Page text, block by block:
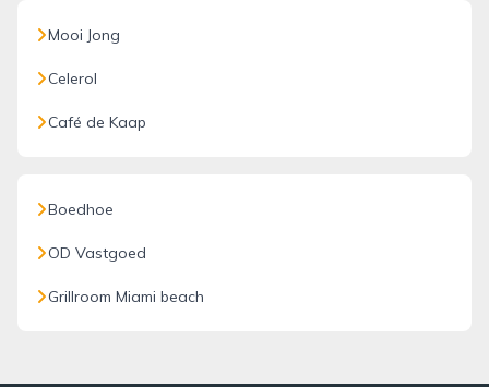
Mooi Jong
Celerol
Café de Kaap
Boedhoe
OD Vastgoed
Grillroom Miami beach